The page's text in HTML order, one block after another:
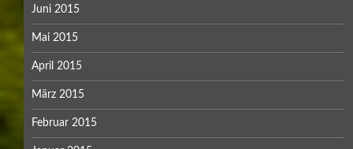
Juni 2015
Mai 2015
April 2015
März 2015
Februar 2015